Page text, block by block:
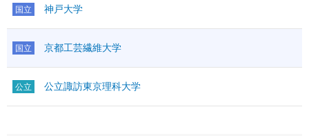
国立 神戸大学
国立 京都工芸繊維大学
公立 公立諏訪東京理科大学